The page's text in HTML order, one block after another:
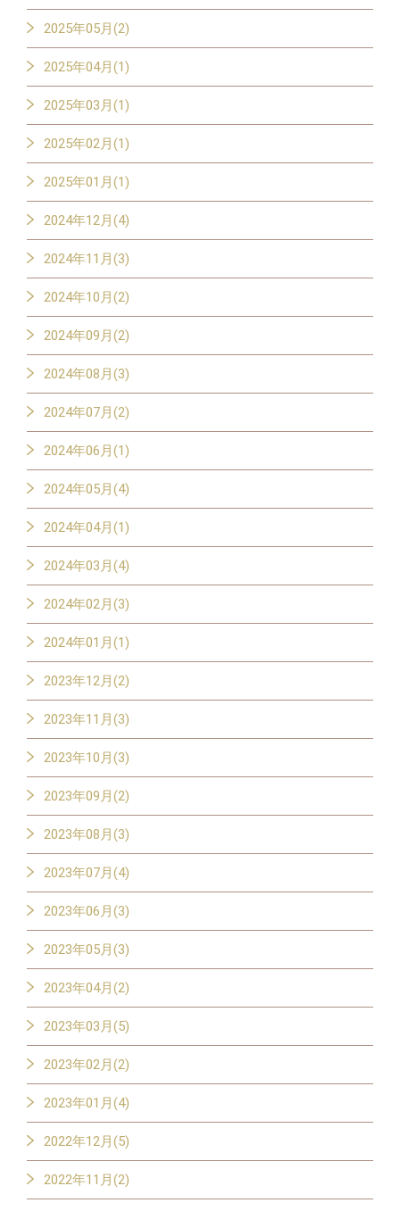
2025年05月(2)
2025年04月(1)
2025年03月(1)
2025年02月(1)
2025年01月(1)
2024年12月(4)
2024年11月(3)
2024年10月(2)
2024年09月(2)
2024年08月(3)
2024年07月(2)
2024年06月(1)
2024年05月(4)
2024年04月(1)
2024年03月(4)
2024年02月(3)
2024年01月(1)
2023年12月(2)
2023年11月(3)
2023年10月(3)
2023年09月(2)
2023年08月(3)
2023年07月(4)
2023年06月(3)
2023年05月(3)
2023年04月(2)
2023年03月(5)
2023年02月(2)
2023年01月(4)
2022年12月(5)
2022年11月(2)